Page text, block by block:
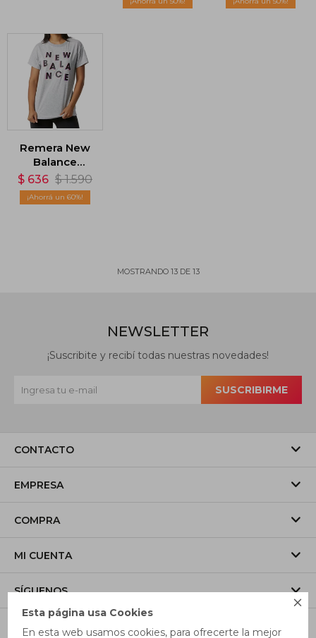

Esta página usa Cookies
En esta web usamos cookies, para ofrecerte la mejor
Remera New
Balance
Relentlees -
Gris
$ 636 $ 1.590
60
MOSTRANDO 13DE 13
CONTACTO
EMPRESA
COMPRA
MI CUENTA
SÍGUENOS
NEWSLETTER
¡Suscribite y recibí todas nuestras novedades!
SUSCRIBIRME